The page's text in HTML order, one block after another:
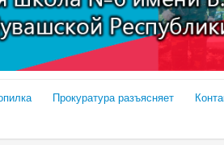
Прокуратура разъясняет